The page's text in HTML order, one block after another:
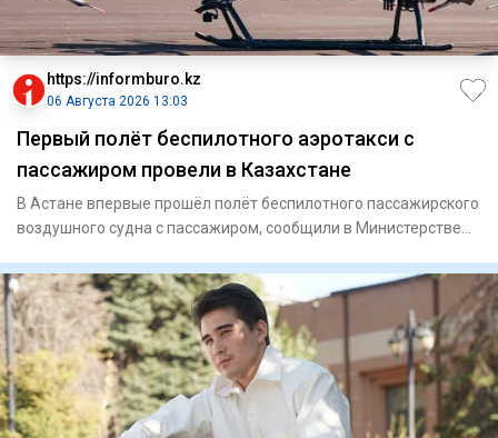
https://informburo.kz
06 Августа 2026 13:03
Первый полёт беспилотного аэротакси с
пассажиром провели в Казахстане
В Астане впервые прошёл полёт беспилотного пассажирского
воздушного судна с пассажиром, сообщили в Министерстве